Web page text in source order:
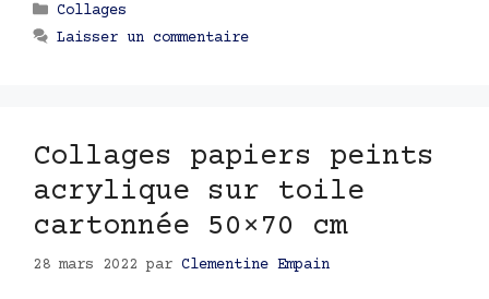
Catégories
Collages
Laisser un commentaire
Collages papiers peints
acrylique sur toile
cartonnée 50×70 cm
28 mars 2022 par Clementine Empain